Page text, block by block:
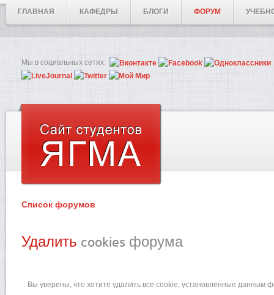
ГЛАВНАЯ КАФЕДРЫ БЛОГИ ФОРУМ
Мы в социальных сетях:
Список форумов
Удалить cookies форума
Вы уверены, что хотите удалить все cookie, установленные данным